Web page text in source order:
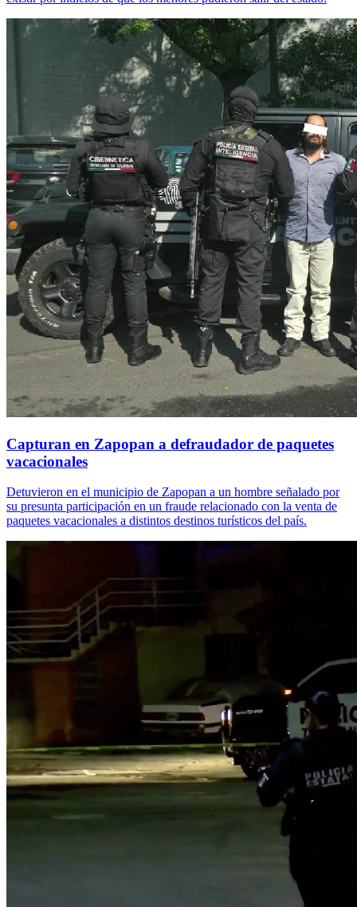
Capturan en Zapopan a defraudador de paquetes
vacacionales
Detuvieron en el municipio de Zapopan a un hombre señalado por
su presunta participación en un fraude relacionado con la venta de
paquetes vacacionales a distintos destinos turísticos del país.